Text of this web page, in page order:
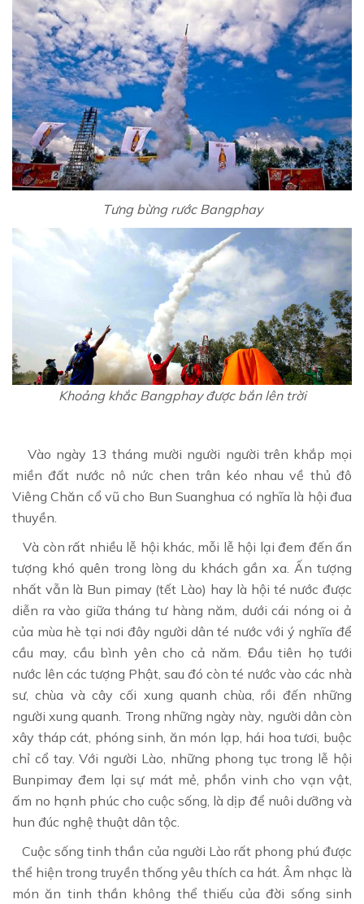
Tưng bừng rước Bangphay
Khoảng khắc Bangphay được bắn lên trời
Vào ngày 13 tháng mười người người trên khắp mọi
miền đất nước nô nức chen trân kéo nhau về thủ đô
Viêng Chăn cổ vũ cho Bun Suanghua có nghĩa là hội đua
thuyền.
Và còn rất nhiều lễ hội khác, mỗi lễ hội lại đem đến ấn
tượng khó quên trong lòng du khách gần xa. Ấn tượng
nhất vẫn là Bun pimay (tết Lào) hay là hội té nước được
diễn ra vào giữa tháng tư hàng năm, dưới cái nóng oi ả
của mùa hè tại nơi đây người dân té nước với ý nghĩa để
cầu may, cầu bình yên cho cả năm. Đầu tiên họ tưới
nước lên các tượng Phật, sau đó còn té nước vào các nhà
sư, chùa và cây cối xung quanh chùa, rồi đến những
người xung quanh. Trong những ngày này, người dân còn
xây tháp cát, phóng sinh, ăn món lạp, hái hoa tươi, buộc
chỉ cổ tay. Với người Lào, những phong tục trong lễ hội
Bunpimay đem lại sự mát mẻ, phồn vinh cho vạn vật,
ấm no hạnh phúc cho cuộc sống, là dịp để nuôi dưỡng và
hun đúc nghệ thuật dân tộc.
Cuộc sống tinh thần của người Lào rất phong phú được
thể hiện trong truyền thống yêu thích ca hát. Âm nhạc là
món ăn tinh thần không thể thiếu của đời sống sinh